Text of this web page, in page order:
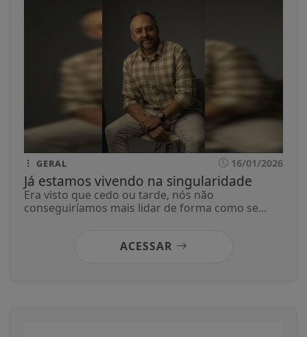
GERAL 16/01/2026
Já estamos vivendo na singularidade
Era visto que cedo ou tarde, nós não
conseguiríamos mais lidar de forma como se...
ACESSAR